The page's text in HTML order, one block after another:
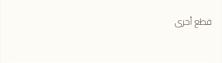
قطع أخرى